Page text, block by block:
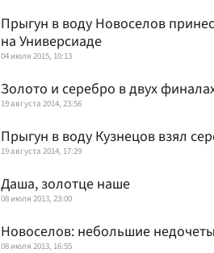
Прыгун в воду Новоселов
на Универсиаде
04 июля 2015, 10:13
Золото и серебро в двух
19 августа 2014, 23:56
Прыгун в воду Кузнецов взял
19 августа 2014, 17:29
Даша, золотце наше
08 июля 2013, 23:00
Новоселов: небольшие
08 июля 2013, 16:55